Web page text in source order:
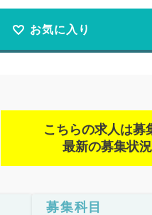
お気に入り
こちらの求人は募
最新の募集状
募集科目